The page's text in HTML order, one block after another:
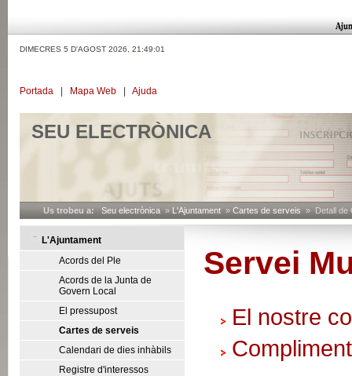
DIMECRES 5 D'AGOST 2026, 21:49:02
Portada Mapa Web Ajuda
SEU ELECTRÒNICA
Us trobeu a: Seu electrònica » L'Ajuntament » Cartes de serveis » Detall de
L'Ajuntament
Acords del Ple
Acords de la Junta de
Govern Local
El pressupost
Cartes de serveis
Calendari de dies inhàbils
Registre d'interessos
Servei
El nostre